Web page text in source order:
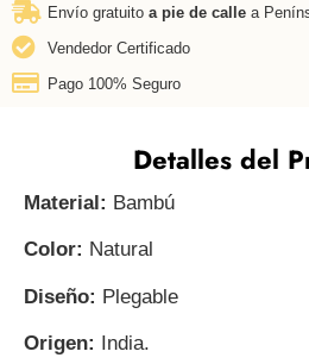
Envío gratuito a pie de calle a
Vendedor Certificado
Pago 100% Seguro
Detalles del
Material: Bambú
Color: Natural
Diseño: Plegable
Origen: India.